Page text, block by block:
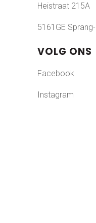
Heistraat 215A
5161GE
VOLG ONS
Facebook
Instagram